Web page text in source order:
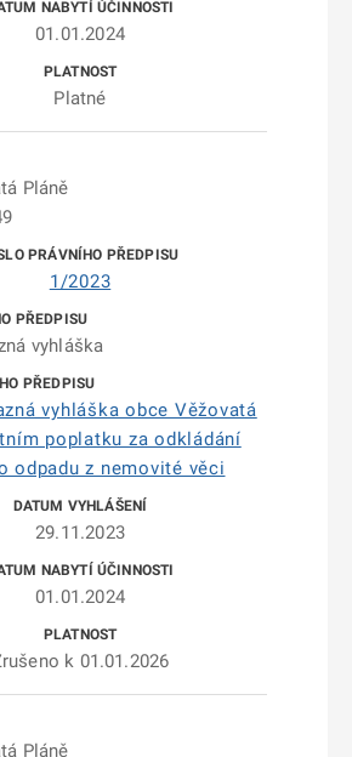
01.01.2024
Platné
Pláně
1/2023
vyhláška
vyhláška obce Věžovatá
poplatku za odkládání
odpadu z nemovité věci
29.11.2023
01.01.2024
k 01.01.2026
Pláně